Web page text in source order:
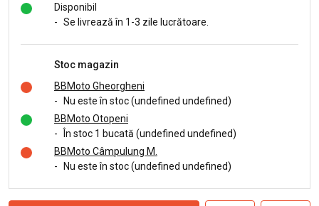
Disponibil
- Se livrează în 1-3 zile lucrătoare.
Stoc magazin
BBMoto Gheorgheni
-
Nu este în stoc (undefined undefined)
BBMoto Otopeni
-
În stoc 1 bucată (undefined undefined)
BBMoto Câmpulung M.
-
Nu este în stoc (undefined undefined)